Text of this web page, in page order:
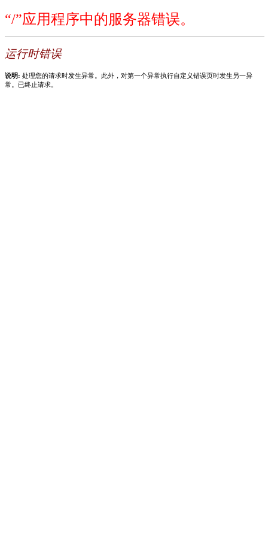
“/”应用程序中的服务器错误。
运行时错误
说明: 处理您的请求时发生异常。此外，对第一个异常执行自定义错误页时发生另一异
常。已终止请求。